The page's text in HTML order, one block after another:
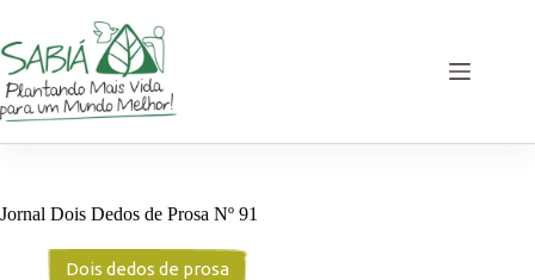
o
conteúdo
Jornal Dois Dedos de Prosa Nº 91
Dois dedos de prosa